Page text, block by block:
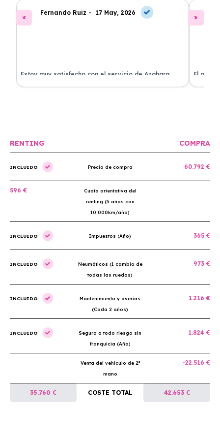
Fernando Ruiz - 17 May, 2026
Estoy muy satisfecho con el servicio de Azahara
Renting. El coche está en perfectas condiciones y el
El
llegó
RENTING COMPRA
INCLUIDO Precio de compra 60.792 €
596 €
Cuota orientativa del
renting (5 años con
10.000km/año)
INCLUIDO Impuestos (Año) 365 €
INCLUIDO
Neumáticos (1 cambio de
todas las ruedas)
973 €
INCLUIDO
Mantenimiento y averías
(Cada 2 años)
1.216 €
INCLUIDO
Seguro a todo riesgo sin
franquicia (Año)
1.824 €
Venta del vehículo de 2ª
mano
-22.516 €
35.760 € COSTE TOTAL 42.653 €